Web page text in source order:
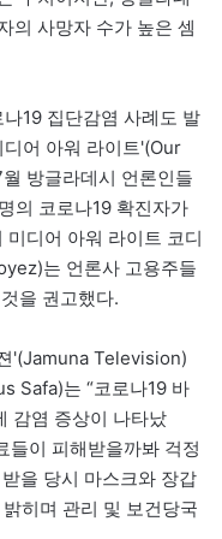
의 사망자 수가 높은 셈
19 집단감염 사례도 발
디어 아워 라이트'(Our
방글라데시 언론인들
의 코로나19 확진자가
미디어 아워 라이트 코디
는 언론사 고용주들
을 권고했다.
'(Jamuna Television)
Safa)는 “코로나19 바
감염 증상이 나타났
들이 피해받을까봐 걱정
을 당시 마스크와 장갑
히며 관리 및 보건당국